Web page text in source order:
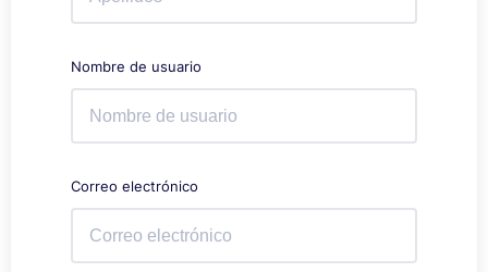
Nombre de usuario
Correo electrónico